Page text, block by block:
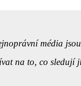
média
na to, co sledují